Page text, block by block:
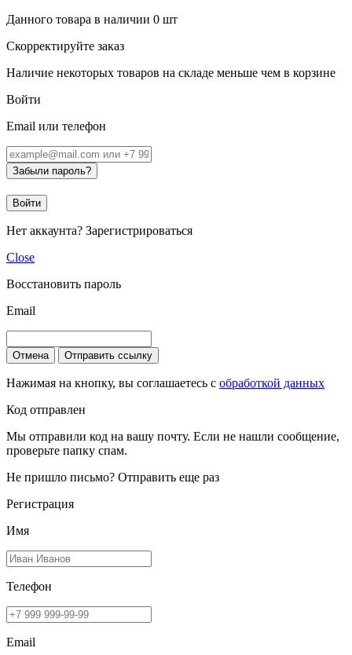
Данного товара в наличии 0 шт
Скорректируйте заказ
Наличие некоторых товаров на складе меньше чем в корзине
Войти
Email или телефон
Забыли пароль?
Войти
Нет аккаунта? Зарегистрироваться
Close
Восстановить пароль
Email
Отмена Отправить ссылку
Нажимая на кнопку, вы соглашаетесь с обработкой данных
Код отправлен
Мы отправили код на вашу почту. Если не нашли сообщение,
проверьте папку спам.
Не пришло письмо? Отправить еще раз
Регистрация
Имя
Телефон
Email